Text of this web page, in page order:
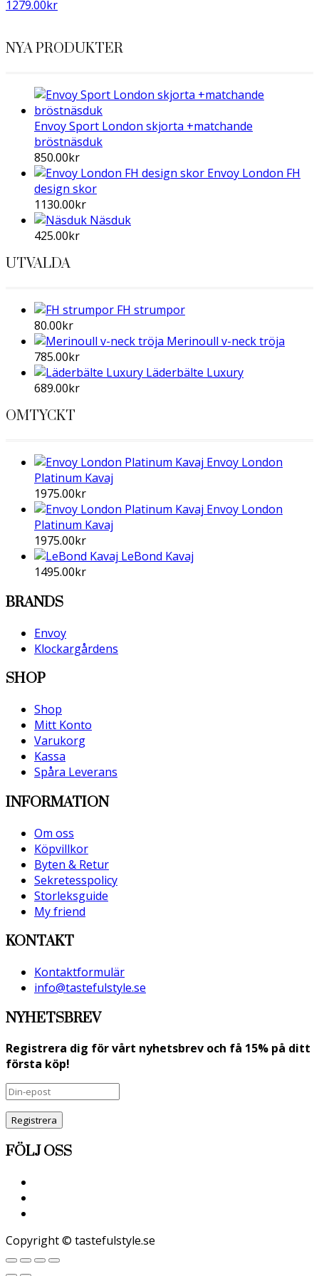
1279.00kr
NYA PRODUKTER
Envoy Sport London skjorta +matchande
bröstnäsduk
850.00kr
Envoy London FH
design skor
1130.00kr
Näsduk
425.00kr
UTVALDA
FH strumpor
80.00kr
Merinoull v-neck tröja
785.00kr
Läderbälte Luxury
689.00kr
OMTYCKT
Envoy London
Platinum Kavaj
1975.00kr
Envoy London
Platinum Kavaj
1975.00kr
LeBond Kavaj
1495.00kr
BRANDS
Envoy
Klockargårdens
SHOP
Shop
Mitt Konto
Varukorg
Kassa
Spåra Leverans
INFORMATION
Om oss
Köpvillkor
Byten & Retur
Sekretesspolicy
Storleksguide
My friend
KONTAKT
Kontaktformulär
info@tastefulstyle.se
NYHETSBREV
Registrera dig för vårt nyhetsbrev och få 15% på ditt
första köp!
Registrera
FÖLJ OSS
Copyright © tastefulstyle.se